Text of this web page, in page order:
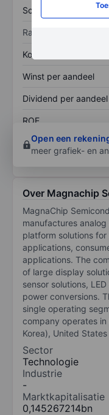
Schulden
Ratio's
Koers/omzetratio
Winst per aandeel
Dividend per aandeel
ROE
Open een
meer grafiek- en
Over Magnachip
MagnaChip
manufactures
platform solutions
applications,
applications. The
of large display
sensor solutions,
power conversions.
single operating
company operates in
Korea), United
Sector
Technologie
Industrie
-
Marktkapitalisatie
0,145267214bn